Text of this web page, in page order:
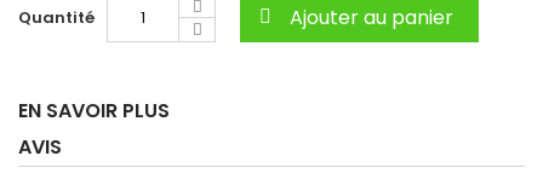
Quantité Ajouter au panier
EN SAVOIR PLUS
AVIS